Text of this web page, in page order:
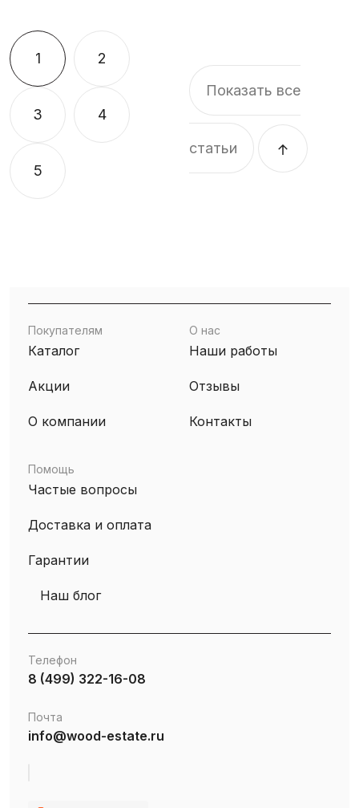
1 2
3 4
5
Показать все
статьи
Покупателям
Каталог
Акции
О компании
О нас
Наши работы
Отзывы
Контакты
Помощь
Частые вопросы
Доставка и оплата
Гарантии
Наш блог
Телефон
8 (499) 322-16-08
Почта
info@wood-estate.ru